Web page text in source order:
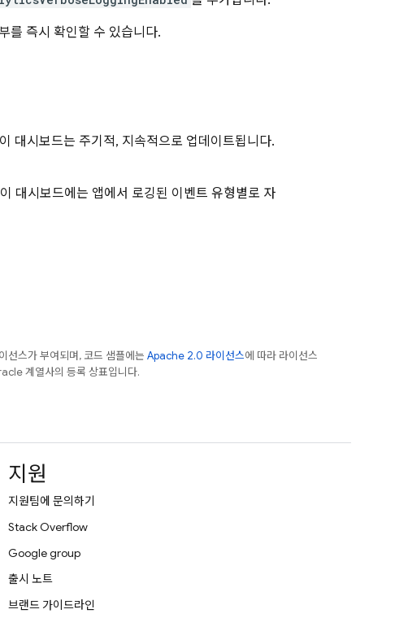
를 즉시 확인할 수 있습니다.
대시보드는 주기적, 지속적으로 업데이트됩니다.
대시보드에는 앱에서 로깅된 이벤트 유형별로 자
선스가 부여되며, 코드 샘플에는 Apache 2.0 라이선스에 따라 라이선스
계열사의 등록 상표입니다.
지원
지원팀에 문의하기
Stack Overflow
Google group
출시 노트
브랜드 가이드라인